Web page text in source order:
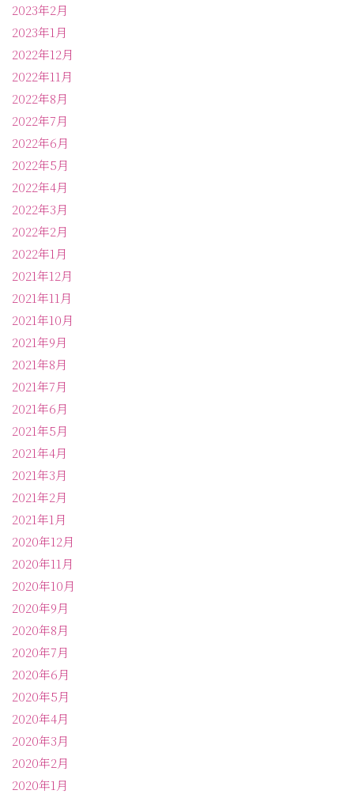
2023年2月
2023年1月
2022年12月
2022年11月
2022年8月
2022年7月
2022年6月
2022年5月
2022年4月
2022年3月
2022年2月
2022年1月
2021年12月
2021年11月
2021年10月
2021年9月
2021年8月
2021年7月
2021年6月
2021年5月
2021年4月
2021年3月
2021年2月
2021年1月
2020年12月
2020年11月
2020年10月
2020年9月
2020年8月
2020年7月
2020年6月
2020年5月
2020年4月
2020年3月
2020年2月
2020年1月